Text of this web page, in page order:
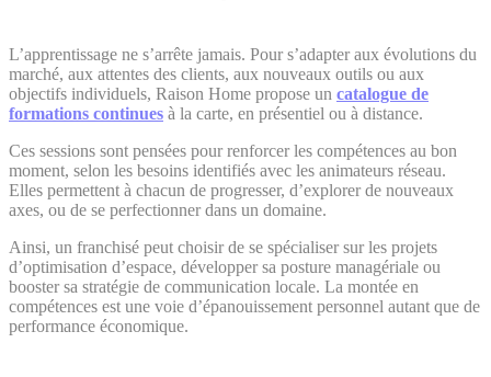
L’apprentissage ne s’arrête jamais. Pour s’adapter aux évolutions du
marché, aux attentes des clients, aux nouveaux outils ou aux
objectifs individuels, Raison Home propose un catalogue de
formations continues à la carte, en présentiel ou à distance.
Ces sessions sont pensées pour renforcer les compétences au bon
moment, selon les besoins identifiés avec les animateurs réseau.
Elles permettent à chacun de progresser, d’explorer de nouveaux
axes, ou de se perfectionner dans un domaine.
Ainsi, un franchisé peut choisir de se spécialiser sur les projets
d’optimisation d’espace, développer sa posture managériale ou
booster sa stratégie de communication locale. La montée en
compétences est une voie d’épanouissement personnel autant que de
performance économique.